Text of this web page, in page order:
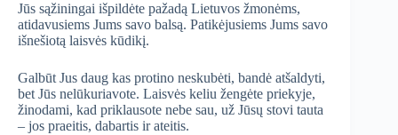
Jūs sąžiningai išpildėte pažadą Lietuvos žmonėms,
atidavusiems Jums savo balsą. Patikėjusiems Jums savo
išnešiotą laisvės kūdikį.
Galbūt Jus daug kas protino neskubėti, bandė atšaldyti,
bet Jūs nelūkuriavote. Laisvės keliu žengėte priekyje,
žinodami, kad priklausote nebe sau, už Jūsų stovi tauta
– jos praeitis, dabartis ir ateitis.